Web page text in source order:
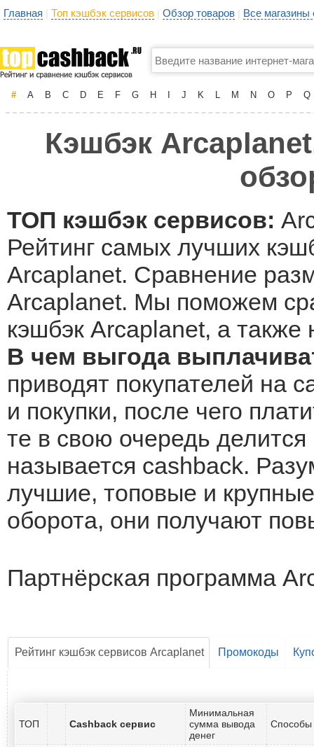
Главная | Топ кэшбэк сервисов | Обзор товаров | Все
# A B C D E F G H J K L M N O P Q
Кэшбэк
ТОП кэшбэк сервисов:
Рейтинг самых лучших
Arcaplanet. Сравнение
Arcaplanet. Мы поможем
кэшбэк Arcaplanet, а также
В чем выгода
приводят покупателей на
и покупки, после чего
те в свою очередь
называется cashback.
лучшие, топовые и
оборота, они получают
Партнёрская программа
Рейтинг кэшбэк сервисов Arcaplanet Промокоды
ТОП Cashback сервис
Минимальная
сумма вывода
денег
Способы